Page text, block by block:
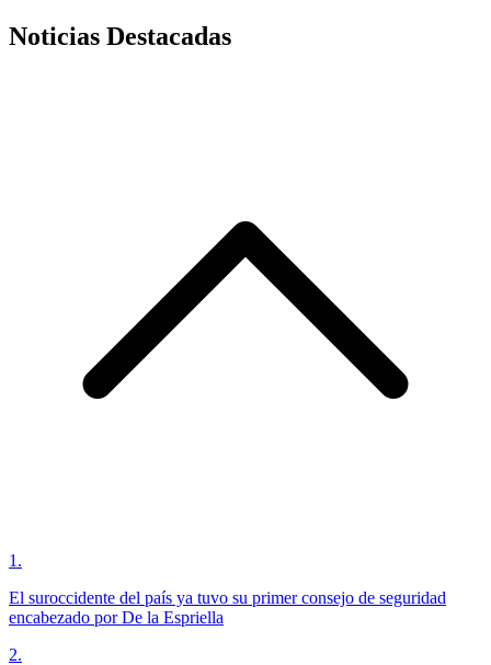
Noticias Destacadas
1 .
El suroccidente del país ya tuvo su primer consejo de seguridad
encabezado por De la Espriella
2.